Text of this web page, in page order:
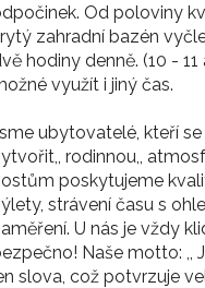
Od poloviny
zahradní bazén
hodiny denně. (10 -
využít i jiný čas.
ubytovatelé, kteří
rodinnou,,
poskytujeme
strávení času s
U nás je vždy
Naše motto: ,,
slova, což potvrzuje